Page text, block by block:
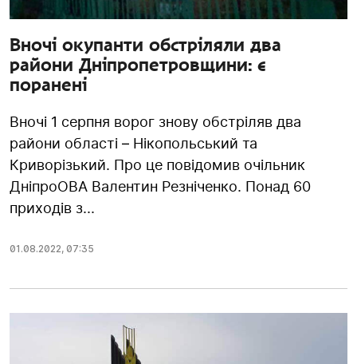
Вночі окупанти обстріляли два
райони Дніпропетровщини: є
поранені
Вночі 1 серпня ворог знову обстріляв два
райони області – Нікопольський та
Криворізький. Про це повідомив очільник
ДніпроОВА Валентин Резніченко. Понад 60
приходів з...
01.08.2022, 07:35